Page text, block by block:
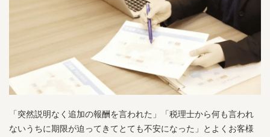
「突然説明なく追加の報酬を言われた」「税理士から何も言われ
ないうちに期限が迫ってきてとても不安になった」とよくお客様